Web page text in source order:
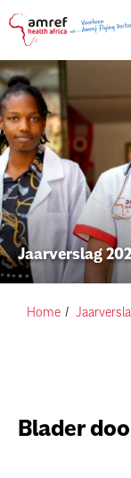
over
Jaarverslag
Home
Blader